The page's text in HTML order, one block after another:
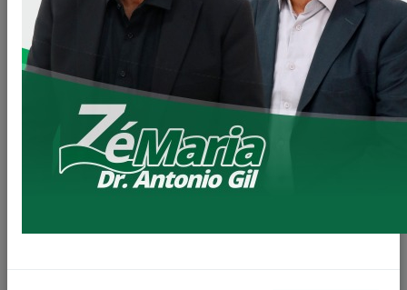
Secretaria de Planejamento – SEPL
Pavimentação da Estrada do Baú avança com
mais 3,6 km de asfalto rural
22/05/2026 19:00
Gabinete do Prefeito – GPRE
Deputado Federal Toninho Wandscheer